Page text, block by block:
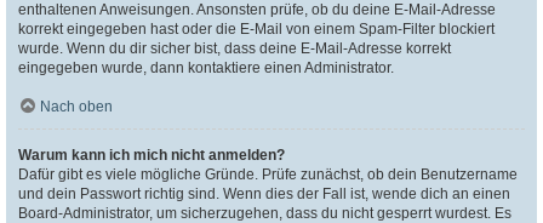
enthaltenen Anweisungen. Ansonsten prüfe, ob du deine E-Mail-Adresse
korrekt eingegeben hast oder die E-Mail von einem Spam-Filter blockiert
wurde. Wenn du dir sicher bist, dass deine E-Mail-Adresse korrekt
eingegeben wurde, dann kontaktiere einen Administrator.
Nach oben
Warum kann ich mich nicht anmelden?
Dafür gibt es viele mögliche Gründe. Prüfe zunächst, ob dein Benutzername
und dein Passwort richtig sind. Wenn dies der Fall ist, wende dich an einen
Board-Administrator, um sicherzugehen, dass du nicht gesperrt wurdest. Es